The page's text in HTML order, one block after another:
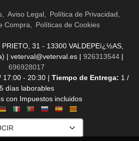
Aviso Legal
Política de Privacidad
Compra
Políticas de Cookies
PRIETO, 31 - 13300 VALDEPEï¿½AS,
| veterval@veterval.es | 926313544 |
696928017
17:00 - 20:30 | Tiempo de Entrega: 1 /
5 días laborables
con Impuestos incluidos